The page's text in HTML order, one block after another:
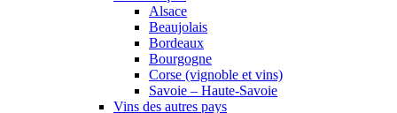
Alsace
Beaujolais
Bordeaux
Bourgogne
Corse (vignoble et vins)
Savoie – Haute-Savoie
Vins des autres pays